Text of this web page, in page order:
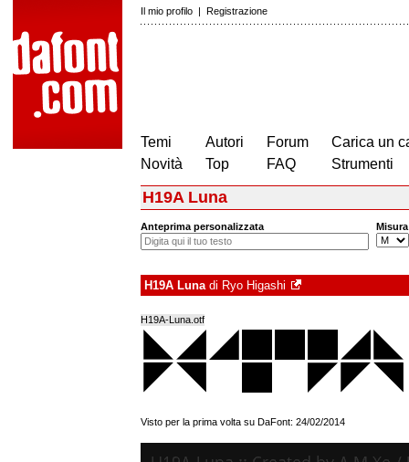
Il mio profilo | Registrazione
Temi
Novità
Autori
Top
Forum
FAQ
Carica un
Strumenti
H19A Luna
Anteprima personalizzata Misura
H19A Lunadi Ryo Higashi
H19A-Luna.otf
Visto per la prima volta su DaFont: 24/02/2014